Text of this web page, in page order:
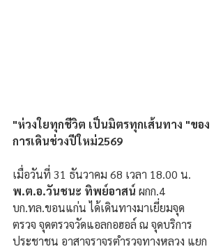
"ห่วงใยทุกชีวิต เป็นมิตรทุกเส้นทาง "ของ
การเดินช่วงปีใหม่2569
เมื่อวันที่ 31 ธันวาคม 68 เวลา 18.00 น.
พ.ต.อ.วันชนะ ทิพย์อาสน์ ผกก.4
บก.ทล.ขอนแก่น ได้เดินทางมาเยี่ยมจุด
ตรวจ จุดตรวจวัดแอลกอฮอล์ ณ จุดบริการ
ประชาชน อาสาจราจรตำรวจทางหลวง แยก